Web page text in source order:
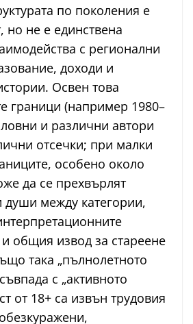
по поколения е
но не е единствена
с регионални
доходи и
Освен това
граници (например 1980–
и различни автори
отсечки; при малки
особено около
да се прехвърлят
души между категории,
общия извод за стареене
така „пълнолетното
с „активното
от 18+ са извън трудовия